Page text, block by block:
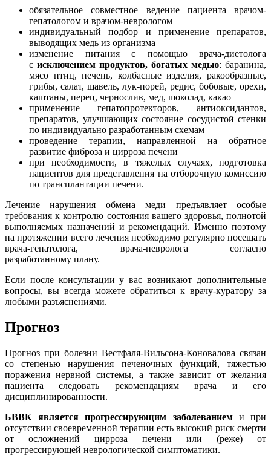
обязательное совместное ведение пациента врачом-
гепатологом и врачом-неврологом
индивидуальный подбор и применение препаратов,
выводящих медь из организма
изменение питания с помощью врача-диетолога
с исключением продуктов, богатых медью: баранина,
мясо птиц, печень, колбасные изделия, ракообразные,
грибы, салат, щавель, лук-порей, редис, бобовые, орехи,
каштаны, перец, чернослив, мед, шоколад, какао
применение гепатопротекторов, антиоксидантов,
препаратов, улучшающих состояние сосудистой стенки
по индивидуально разработанным схемам
проведение терапии, направленной на обратное
развитие фиброза и цирроза печени
при необходимости, в тяжелых случаях, подготовка
пациентов для представления на отборочную комиссию
по трансплантации печени.
Лечение нарушения обмена меди предъявляет особые
требования к контролю состояния вашего здоровья, полнотой
выполняемых назначений и рекомендаций. Именно поэтому
на протяжении всего лечения необходимо регулярно посещать
врача-гепатолога, врача-невролога согласно
разработанному плану.
Если после консультации у вас возникают дополнительные
вопросы, вы всегда можете обратиться к врачу-куратору за
любыми разъяснениями.
Прогноз
Прогноз при болезни Вестфаля-Вильсона-Коновалова связан
со степенью нарушения печеночных функций, тяжестью
поражения нервной системы, а также зависит от желания
пациента следовать рекомендациям врача и его
дисциплинированности.
БВВК является прогрессирующим заболеваниеми при
отсутствии своевременной терапии есть высокий риск смерти
от осложнений цирроза печени или (реже) от
прогрессирующей неврологической симптоматики.